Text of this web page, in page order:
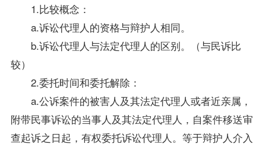
1.比较概念：
a.诉讼代理人的资格与辩护人相同。
b.诉讼代理人与法定代理人的区别。（与民诉比
较）
2.委托时间和委托解除：
a.公诉案件的被害人及其法定代理人或者近亲属，
附带民事诉讼的当事人及其法定代理人，自案件移送审
查起诉之日起，有权委托诉讼代理人。等于辩护人介入